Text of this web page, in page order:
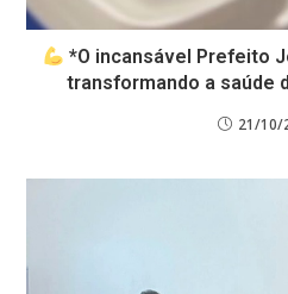
*O incansável Prefeito
transformando a saúde
21/10/